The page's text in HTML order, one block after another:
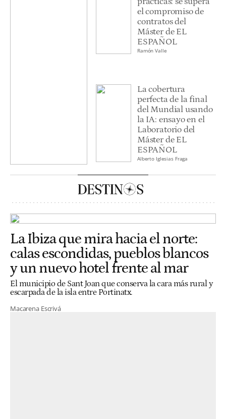
el compromiso de
contratos del
Máster de EL
ESPAÑOL
Ramón Valle
La cobertura
perfecta de la final
del Mundial usando
la IA: ensayo en el
Laboratorio del
Máster de EL
ESPAÑOL
Alberto Iglesias Fraga
La Ibiza que mira hacia el norte:
calas escondidas, pueblos blancos
y un nuevo hotel frente al mar
El municipio de Sant Joan que conserva la cara más rural y
escarpada de la isla entre Portinatx.
Macarena Escrivá